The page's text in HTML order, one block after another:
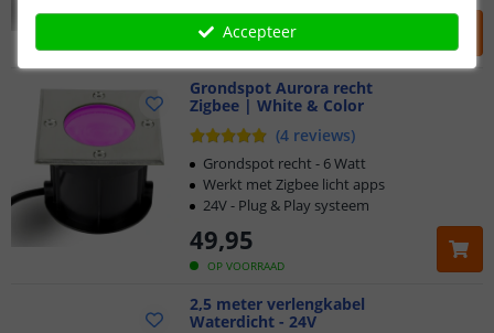
OP VOORRAAD
49,95
Grondspot Aurora recht
Zigbee | White & Color
(4 reviews)
OP VOORRAAD
49,95
Grondspot recht - 6 Watt
Werkt met Zigbee licht apps
24V - Plug & Play systeem
2,5 meter verlengkabel
Waterdicht - 24V
Accepteer